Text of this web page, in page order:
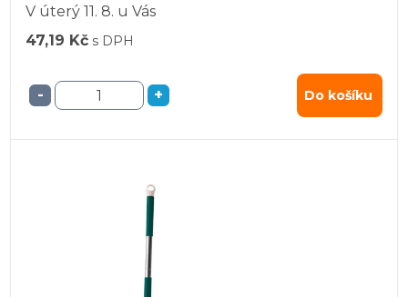
V úterý 11. 8. u Vás
47,19 Kč s DPH
- + Do košíku